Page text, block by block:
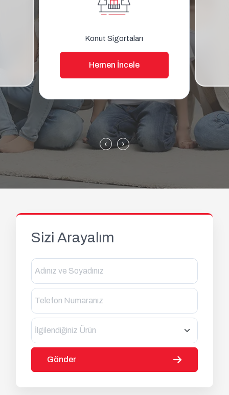
Konut Sigortaları
Hemen İncele
‹ ›
Sizi Arayalım
İlgilendiğiniz Ürün
Gönder